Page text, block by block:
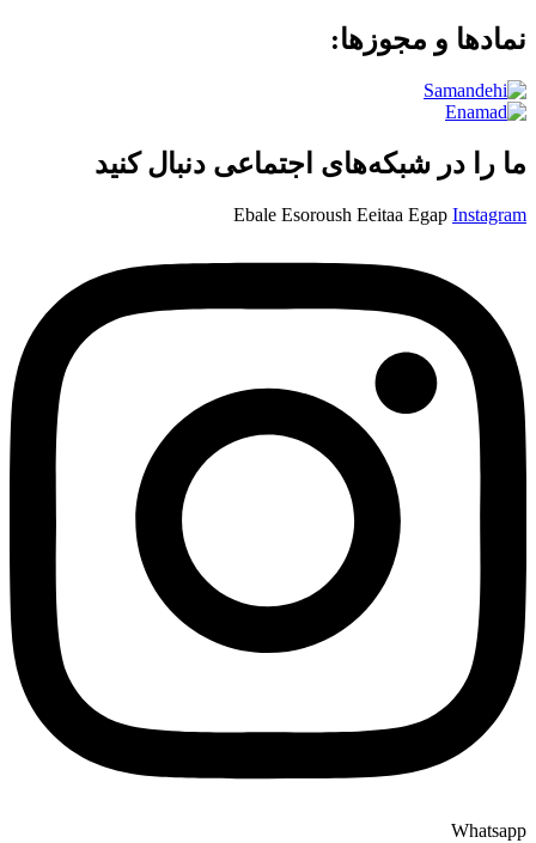
نمادها و مجوزها:
ما را در شبکه‌های اجتماعی دنبال کنید
Ebale Esoroush Eeitaa Egap Instagram
Whatsapp